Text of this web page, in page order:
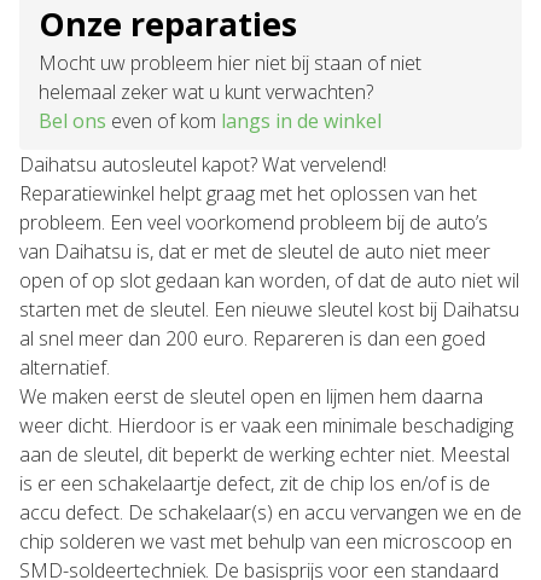
Onze reparaties
Mocht uw probleem hier niet bij staan of niet
helemaal zeker wat u kunt verwachten?
Bel ons even of kom langs in de winkel
Daihatsu autosleutel kapot? Wat vervelend!
Reparatiewinkel helpt graag met het oplossen van het
probleem. Een veel voorkomend probleem bij de auto’s
van Daihatsu is, dat er met de sleutel de auto niet meer
open of op slot gedaan kan worden, of dat de auto niet wil
starten met de sleutel. Een nieuwe sleutel kost bij Daihatsu
al snel meer dan 200 euro. Repareren is dan een goed
alternatief.
We maken eerst de sleutel open en lijmen hem daarna
weer dicht. Hierdoor is er vaak een minimale beschadiging
aan de sleutel, dit beperkt de werking echter niet. Meestal
is er een schakelaartje defect, zit de chip los en/of is de
accu defect. De schakelaar(s) en accu vervangen we en de
chip solderen we vast met behulp van een microscoop en
SMD-soldeertechniek. De basisprijs voor een standaard